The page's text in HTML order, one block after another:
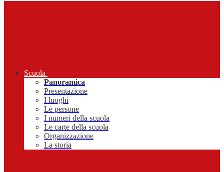
Scuola
Panoramica
Presentazione
I luoghi
Le persone
I numeri della scuola
Le carte della scuola
Organizzazione
La storia